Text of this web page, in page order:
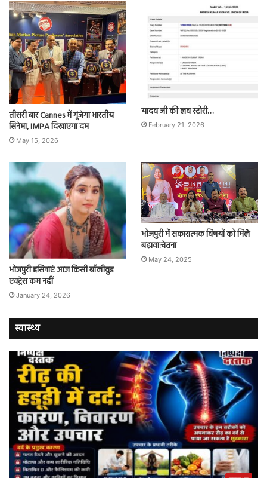
तीसरी बार Cannes में गूंजेगा भारतीय
सिनेमा, IMPA दिखाएगा दम
May 15, 2026
यादव जी की लव स्टोरी…
February 21, 2026
भोजपुरी हसिनाएं आज किसी बॉलीवुड
एक्ट्रेस कम नहीं
January 24, 2026
भोजपुरी में सकारात्मक विषयों को मिले
बढ़ावा:चेतना
May 24, 2025
स्वास्थ्य